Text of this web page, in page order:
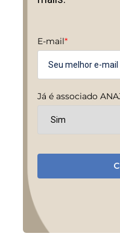
E-mail*
Já é associado